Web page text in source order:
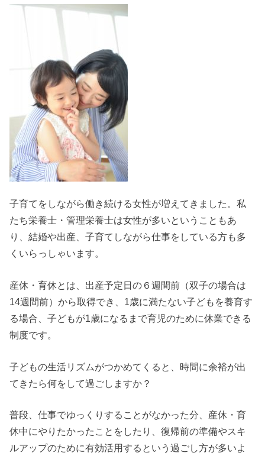
子育てをしながら働き続ける女性が増えてきました。私
たち栄養士・管理栄養士は女性が多いということもあ
り、結婚や出産、子育てしながら仕事をしている方も多
くいらっしゃいます。
産休・育休とは、出産予定日の６週間前（双子の場合は
14週間前）から取得でき、1歳に満たない子どもを養育す
る場合、子どもが1歳になるまで育児のために休業できる
制度です。
子どもの生活リズムがつかめてくると、時間に余裕が出
てきたら何をして過ごしますか？
普段、仕事でゆっくりすることがなかった分、産休・育
休中にやりたかったことをしたり、復帰前の準備やスキ
ルアップのために有効活用するという過ごし方が多いよ